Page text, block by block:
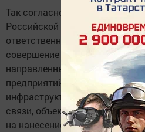
Так согласно статьей 281
Российской Федерации
ответственность за
совершение взрыва, поджога
направленных на разрушение
предприятий, сооружений,
инфраструктуры и
связи, объектов
на нанесение вреда здоровью